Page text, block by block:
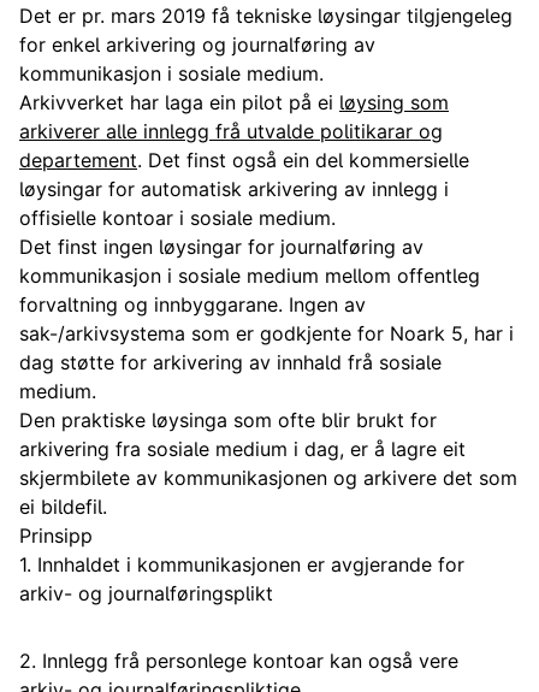
Det er pr. mars 2019 få tekniske løysingar tilgjengeleg
for enkel arkivering og journalføring av
kommunikasjon i sosiale medium.
Arkivverket har laga ein pilot på ei løysing som
arkiverer alle innlegg frå utvalde politikarar og
departement. Det finst også ein del kommersielle
løysingar for automatisk arkivering av innlegg i
offisielle kontoar i sosiale medium.
Det finst ingen løysingar for journalføring av
kommunikasjon i sosiale medium mellom offentleg
forvaltning og innbyggarane. Ingen av
sak-/arkivsystema som er godkjente for Noark 5, har i
dag støtte for arkivering av innhald frå sosiale
medium.
Den praktiske løysinga som ofte blir brukt for
arkivering fra sosiale medium i dag, er å lagre eit
skjermbilete av kommunikasjonen og arkivere det som
ei bildefil.
Prinsipp
1. Innhaldet i kommunikasjonen er avgjerande for
arkiv- og journalføringsplikt
2. Innlegg frå personlege kontoar kan også vere